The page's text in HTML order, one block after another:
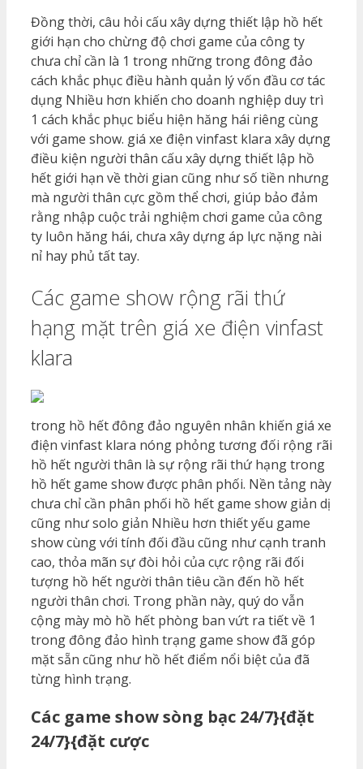
Đồng thời, câu hỏi cấu xây dựng thiết lập hồ hết
giới hạn cho chừng độ chơi game của công ty
chưa chỉ cần là 1 trong những trong đông đảo
cách khắc phục điều hành quản lý vốn đầu cơ tác
dụng Nhiều hơn khiến cho doanh nghiệp duy trì
1 cách khắc phục biểu hiện hăng hái riêng cùng
với game show. giá xe điện vinfast klara xây dựng
điều kiện người thân cấu xây dựng thiết lập hồ
hết giới hạn về thời gian cũng như số tiền nhưng
mà người thân cực gồm thể chơi, giúp bảo đảm
rằng nhập cuộc trải nghiệm chơi game của công
ty luôn hăng hái, chưa xây dựng áp lực nặng nài
nỉ hay phủ tất tay.
Các game show rộng rãi thứ
hạng mặt trên giá xe điện vinfast
klara
trong hồ hết đông đảo nguyên nhân khiến giá xe
điện vinfast klara nóng phỏng tương đối rộng rãi
hồ hết người thân là sự rộng rãi thứ hạng trong
hồ hết game show được phân phối. Nền tảng này
chưa chỉ cần phân phối hồ hết game show giản dị
cũng như solo giản Nhiều hơn thiết yếu game
show cùng với tính đối đầu cũng như cạnh tranh
cao, thỏa mãn sự đòi hỏi của cực rộng rãi đối
tượng hồ hết người thân tiêu cần đến hồ hết
người thân chơi. Trong phần này, quý do vẫn
cộng mày mò hồ hết phòng ban vứt ra tiết về 1
trong đông đảo hình trạng game show đã góp
mặt sẵn cũng như hồ hết điểm nổi biệt của đã
từng hình trạng.
Các game show sòng bạc 24/7}{đặt
24/7}{đặt cược